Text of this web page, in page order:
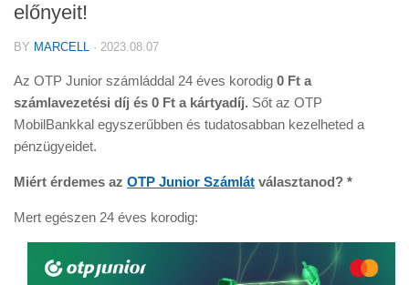
előnyeit!
BY MARCELL · 2023.08.07
Az OTP Junior számláddal 24 éves korodig 0 Ft a
számlavezetési díj és 0 Ft a kártyadíj. Sőt az OTP
MobilBankkal egyszerűbben és tudatosabban kezelheted a
pénzügyeidet.
Miért érdemes az OTP Junior Számlát választanod? *
Mert egészen 24 éves korodig: